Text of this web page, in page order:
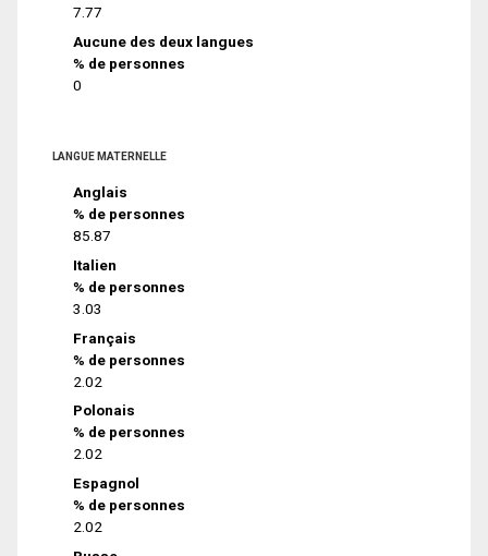
7.77
Aucune des deux langues
% de personnes
0
LANGUE MATERNELLE
Anglais
% de personnes
85.87
Italien
% de personnes
3.03
Français
% de personnes
2.02
Polonais
% de personnes
2.02
Espagnol
% de personnes
2.02